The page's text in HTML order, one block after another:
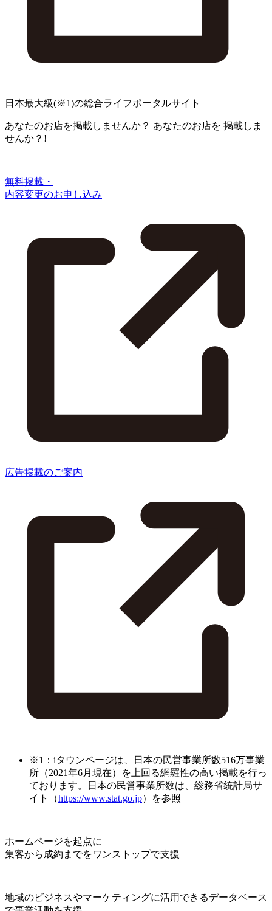
日本最大級(※1)の総合ライフポータルサイト
あなたのお店を掲載しませんか？ あなたのお店を 掲載しま
せんか？!
無料掲載・
内容変更のお申し込み
広告掲載のご案内
※1：iタウンページは、日本の民営事業所数516万事業
所（2021年6月現在）を上回る網羅性の高い掲載を行っ
ております。日本の民営事業所数は、総務省統計局サ
イト（https://www.stat.go.jp）を参照
ホームページを起点に
集客から成約までをワンストップで支援
地域のビジネスやマーケティングに活用できるデータベース